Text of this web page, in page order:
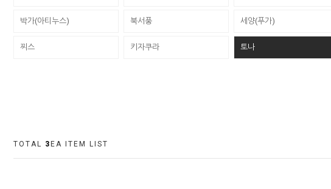
박가(아티누스) 북서풍 세양(푸가)
찌스 키자쿠라 토나
TOTAL 3 EA ITEM LIST